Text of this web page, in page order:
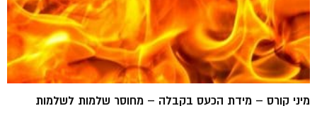
מיני קורס – מידת הכעס בקבלה – מחוסר שלמות לשלמות